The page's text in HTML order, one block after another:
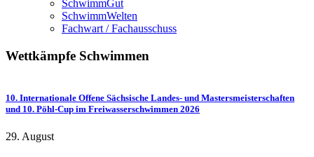
SchwimmGut
SchwimmWelten
Fachwart / Fachausschuss
Wettkämpfe Schwimmen
10. Internationale Offene Sächsische Landes- und Mastersmeisterschaften
und 10. Pöhl-Cup im Freiwasserschwimmen 2026
29. August